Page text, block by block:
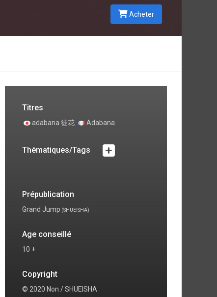
Acheter
Titres
adabana 徒花 Adabana
Thématiques/Tags
Prépublication
Grand Jump (SHUEISHA)
Age conseillé
10 +
Copyright
© 2020 Non / SHUEISHA